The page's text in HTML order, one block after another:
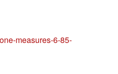
measures-6-85-